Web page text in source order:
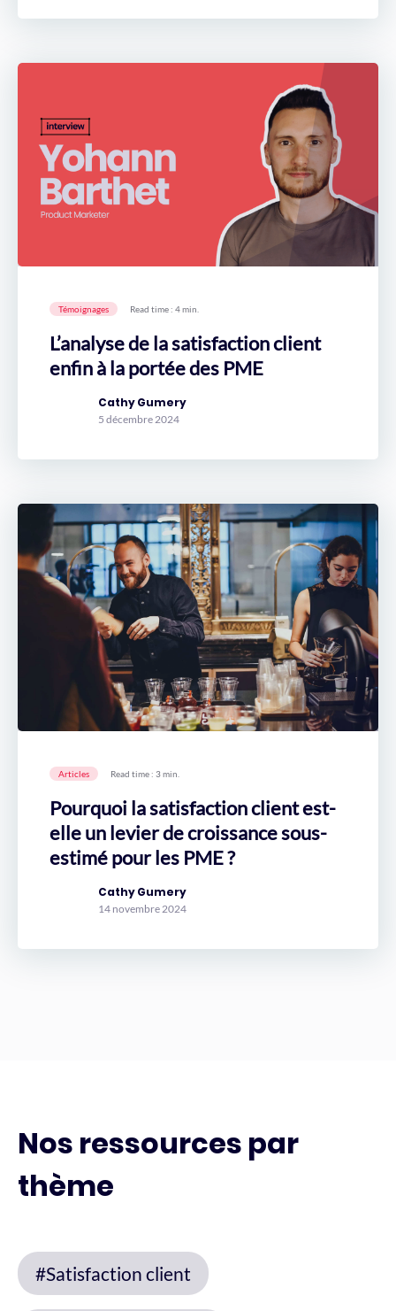
Témoignages Read time : 4 min.
L’analyse de la satisfaction client
enfin à la portée des PME
Cathy Gumery
5 décembre 2024
Articles Read time : 3 min.
Pourquoi la satisfaction client est-
elle un levier de croissance sous-
estimé pour les PME ?
Cathy Gumery
14 novembre 2024
Nos ressources par
thème
#Satisfaction client